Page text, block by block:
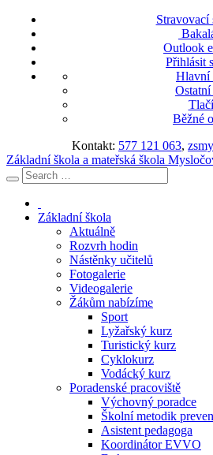
Stravovací
Outlook
Přihlásit
Hlavní
Ostatní
Běžné
Kontakt: 577 121 063,
Základní škola a mateřská škola
Základní škola
Aktuálně
Rozvrh hodin
Nástěnky učitelů
Fotogalerie
Videogalerie
Žákům nabízíme
Sport
Lyžařský kurz
Turistický kurz
Cyklokurz
Vodácký kurz
Poradenské pracoviště
Výchovný poradce
Školní metodik
Asistent pedagoga
Koordinátor EVVO